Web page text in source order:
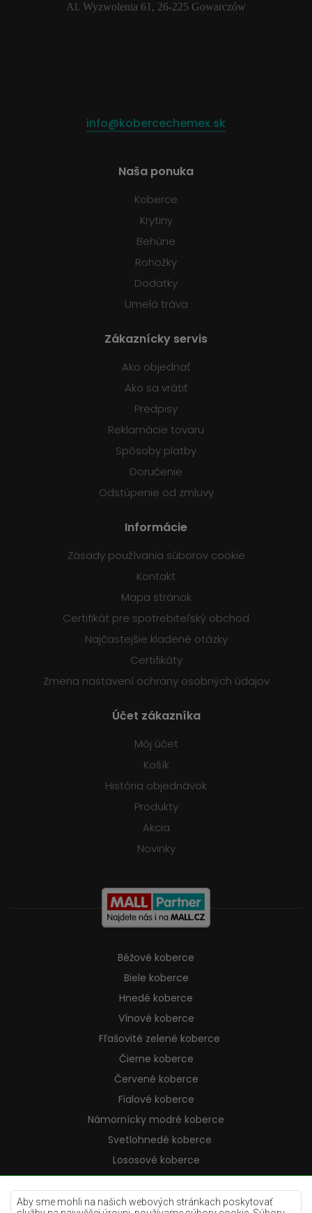
Aby sme mohli na našich webových stránkach poskytovať
Al. Wyzwolenia 61, 26-225 Gowarczów
info@kobercechemex.sk
Naša ponuka
Koberce
Krytiny
Behúne
Rohožky
Dodatky
Umelá tráva
Zákaznícky servis
Ako objednať
Ako sa vrátiť
Predpisy
Reklamácie tovaru
Spôsoby platby
Doručenie
Odstúpenie od zmluvy
Informácie
Zásady používania súborov cookie
Kontakt
Mapa stránok
Certifikát pre spotrebiteľský obchod
Najčastejšie kladené otázky
Certifikáty
Zmena nastavení ochrany osobných údajov
Účet zákazníka
Môj účet
Košík
História objednávok
Produkty
Akcia
Novinky
Béžové koberce
Biele koberce
Hnedé koberce
Vínové koberce
Fľašovité zelené koberce
Čierne koberce
Červené koberce
Fialové koberce
Námornícky modré koberce
Svetlohnedé koberce
Lososové koberce
Krémové koberce
Lilac koberce